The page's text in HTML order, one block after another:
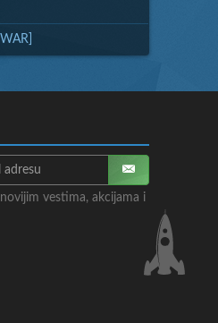
vestima, akcijama i